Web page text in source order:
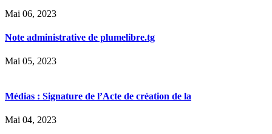
Mai 06, 2023
Note administrative de plumelibre.tg
Mai 05, 2023
Médias : Signature de l’Acte de création de la
Mai 04, 2023